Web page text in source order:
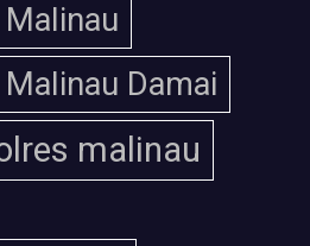
Damai
malinau